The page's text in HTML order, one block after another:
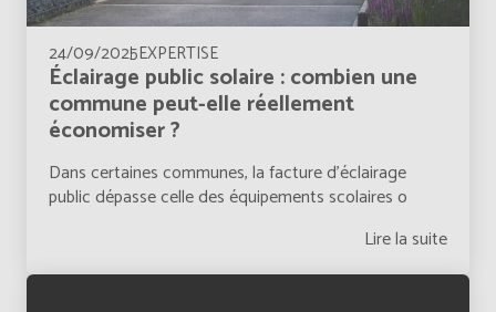
24/09/2025EXPERTISE
Éclairage public solaire : combien une
commune peut-elle réellement
économiser ?
Dans certaines communes, la facture d’éclairage
public dépasse celle des équipements scolaires o
Lire la suite